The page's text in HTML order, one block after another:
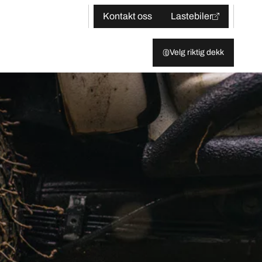
Kontakt oss Lastebiler
Velg riktig dekk